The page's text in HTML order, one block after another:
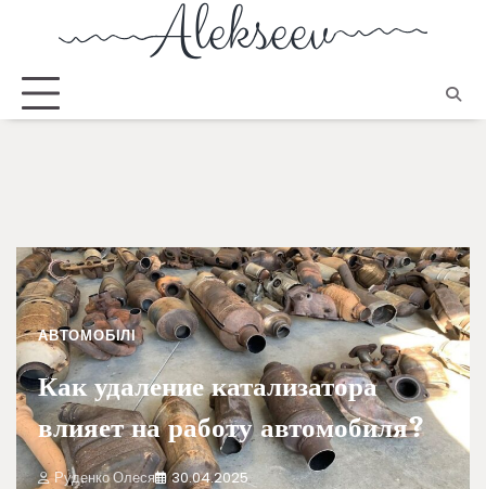
АВТОМОБІЛІ
Как удаление катализатора
влияет на работу автомобиля?
Руденко Олеся 30.04.2025